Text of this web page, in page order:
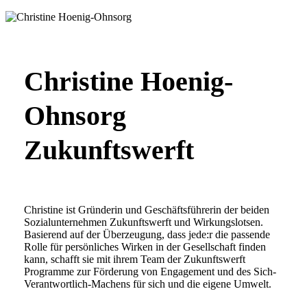
Christine Hoenig-
Ohnsorg
Zukunftswerft
Christine ist Gründerin und Geschäftsführerin der beiden
Sozialunternehmen Zukunftswerft und Wirkungslotsen.
Basierend auf der Überzeugung, dass jede:r die passende
Rolle für persönliches Wirken in der Gesellschaft finden
kann, schafft sie mit ihrem Team der Zukunftswerft
Programme zur Förderung von Engagement und des Sich-
Verantwortlich-Machens für sich und die eigene Umwelt.